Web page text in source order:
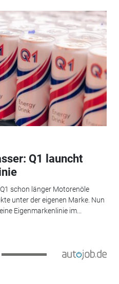
Q1 launcht
schon länger Motorenöle
unter der eigenen Marke. Nun
Eigenmarkenlinie im...